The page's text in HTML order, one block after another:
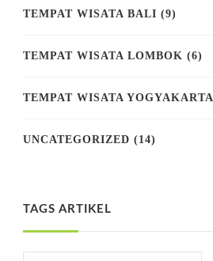
TEMPAT WISATA BALI (9)
TEMPAT WISATA LOMBOK (6)
TEMPAT WISATA YOGYAKARTA
UNCATEGORIZED (14)
TAGS ARTIKEL